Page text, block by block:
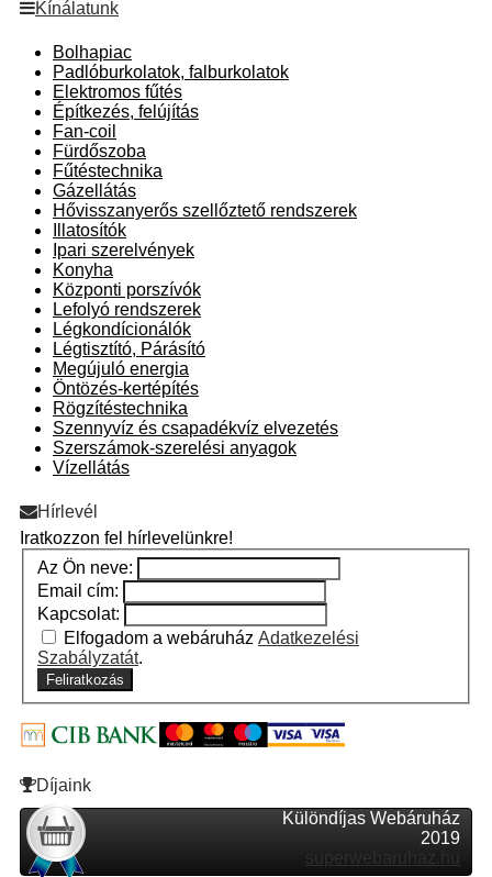
Kínálatunk
Bolhapiac
Padlóburkolatok, falburkolatok
Elektromos fűtés
Építkezés, felújítás
Fan-coil
Fürdőszoba
Fűtéstechnika
Gázellátás
Hővisszanyerős szellőztető rendszerek
Illatosítók
Ipari szerelvények
Konyha
Központi porszívók
Lefolyó rendszerek
Légkondícionálók
Légtisztító, Párásító
Megújuló energia
Öntözés-kertépítés
Rögzítéstechnika
Szennyvíz és csapadékvíz elvezetés
Szerszámok-szerelési anyagok
Vízellátás
Hírlevél
Iratkozzon fel hírlevelünkre!
Az Ön neve:
Email cím:
Kapcsolat:
Elfogadom a webáruház Adatkezelési
Szabályzatát.
Feliratkozás
Díjaink
Különdíjas Webáruház
2019